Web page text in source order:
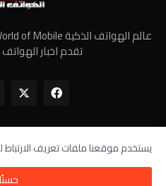
تقدم اخبار
جميع الحقوق محفوظة -
الرئيسية معلومات عنا
يستخدم موقعنا ملفات تعريف الارتباط